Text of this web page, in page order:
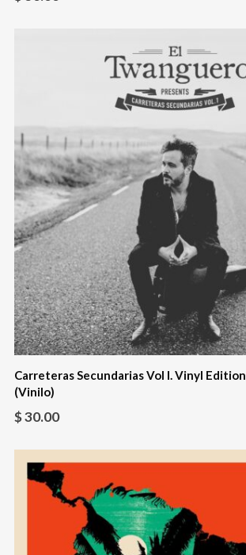
Carreteras Secundarias Vol I. Vinyl Edition
(Vinilo)
$30.00